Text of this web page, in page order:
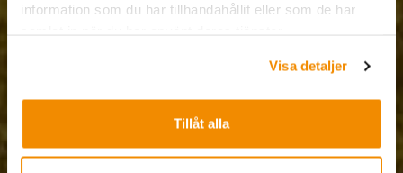
information som du har tillhandahållit eller som de har
Visa detaljer
Tillåt alla